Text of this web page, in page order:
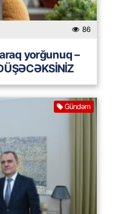
86
yorğunuq –
Gündəm